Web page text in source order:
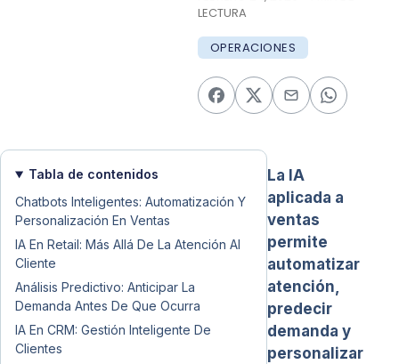
LECTURA
OPERACIONES
Tabla de contenidos
Chatbots Inteligentes: Automatización Y
Personalización En Ventas
IA En Retail: Más Allá De La Atención Al
Cliente
Análisis Predictivo: Anticipar La
Demanda Antes De Que Ocurra
IA En CRM: Gestión Inteligente De
Clientes
La IA
aplicada a
ventas
permite
automatizar
atención,
predecir
demanda y
personalizar